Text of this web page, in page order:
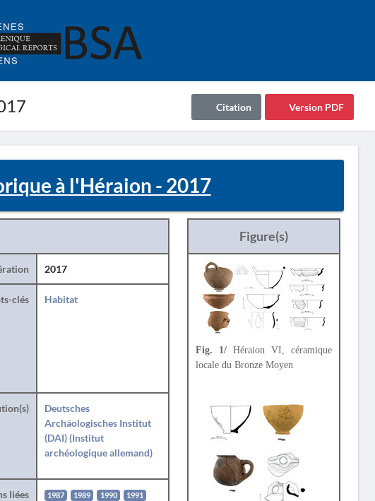
Version PDF
Citation
à l'Héraion - 2017
2017
clés Habitat
Deutsches
Archäologisches Institut
(DAI) (Institut
archéologique allemand)
liées 1987 1989 1990
1991
Figure(s)
Fig. 1/Héraion VI, céramique
locale du Bronze Moyen